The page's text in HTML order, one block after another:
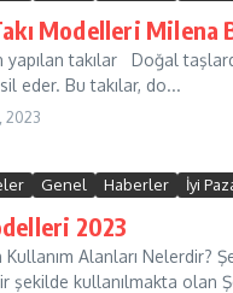
Modelleri Milena
takılar Doğal
eder. Bu takılar, do...
2023
Genel Haberler İyi
2023
Alanları Nelerdir?
şekilde kullanılmakta olan